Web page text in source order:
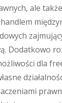
ale
Dodatkowo
dla